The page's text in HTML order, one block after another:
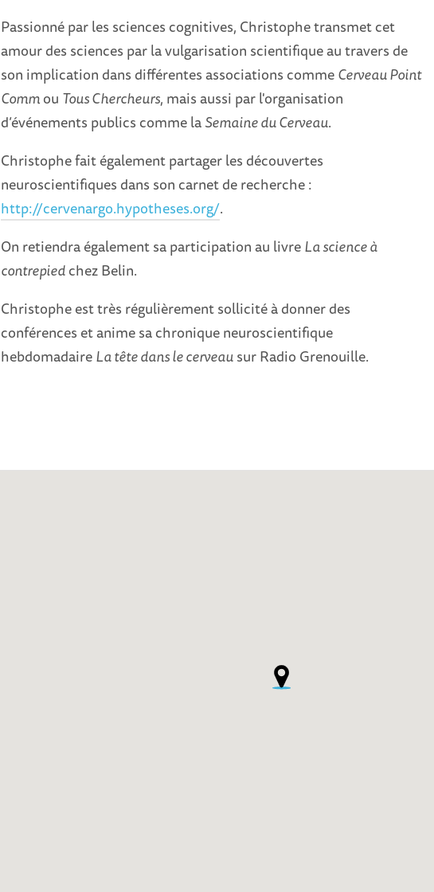
Passionné par les sciences cognitives, Christophe transmet cet
amour des sciences par la vulgarisation scientifique au travers de
son implication dans différentes associations commeCerveau Point
Commou Tous Chercheurs, mais aussi par l'organisation
d’événements publics comme laSemaine du Cerveau.
Christophe fait également partager les découvertes
neuroscientifiques dans son carnet de recherche :
http://cervenargo.hypotheses.org/.
On retiendra également sa participation au livreLa science à
contrepiedchez Belin.
Christophe est très régulièrement sollicité à donner des
conférences et anime sa chronique neuroscientifique
hebdomadaireLa tête dans le cerveausur Radio Grenouille.